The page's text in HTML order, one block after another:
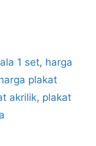
1 set, harga
plakat
akrilik, plakat